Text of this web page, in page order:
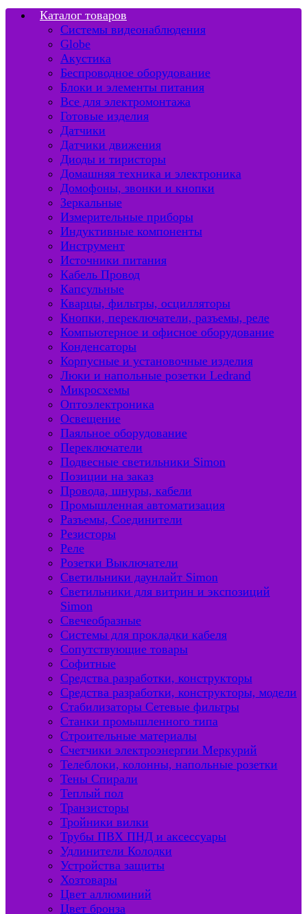
Каталог товаров
Системы видеонаблюдения
Globe
Акустика
Беспроводное оборудование
Блоки и элементы питания
Все для электромонтажа
Готовые изделия
Датчики
Датчики движения
Диоды и тиристоры
Домашняя техника и электроника
Домофоны, звонки и кнопки
Зеркальные
Измерительные приборы
Индуктивные компоненты
Инструмент
Источники питания
Кабель Провод
Капсульные
Кварцы, фильтры, осцилляторы
Кнопки, переключатели, разъемы, реле
Компьютерное и офисное оборудование
Конденсаторы
Корпусные и установочные изделия
Люки и напольные розетки Ledrand
Микросхемы
Оптоэлектроника
Освещение
Паяльное оборудование
Переключатели
Подвесные светильники Simon
Позиции на заказ
Провода, шнуры, кабели
Промышленная автоматизация
Разъемы, Соединители
Резисторы
Реле
Розетки Выключатели
Светильники даунлайт Simon
Светильники для витрин и экспозиций
Simon
Свечеобразные
Системы для прокладки кабеля
Сопутствующие товары
Софитные
Средства разработки, конструкторы
Средства разработки, конструкторы, модели
Стабилизаторы Сетевые фильтры
Станки промышленного типа
Строительные материалы
Счетчики электроэнергии Меркурий
Телеблоки, колонны, напольные розетки
Тены Спирали
Теплый пол
Транзисторы
Тройники вилки
Трубы ПВХ ПНД и аксессуары
Удлинители Колодки
Устройства защиты
Хозтовары
Цвет аллюминий
Цвет бронза